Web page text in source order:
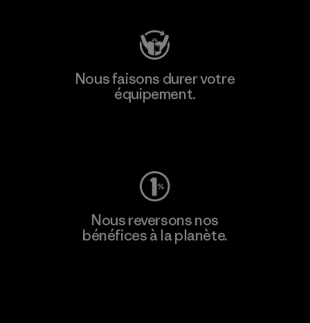
Nous faisons durer votre
équipement.
Nous reversons nos
bénéfices à la planète.